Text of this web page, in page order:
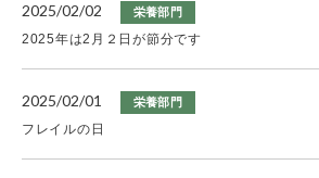
2025/02/02 栄養部門
2025年は2月２日が節分です
2025/02/01 栄養部門
フレイルの日